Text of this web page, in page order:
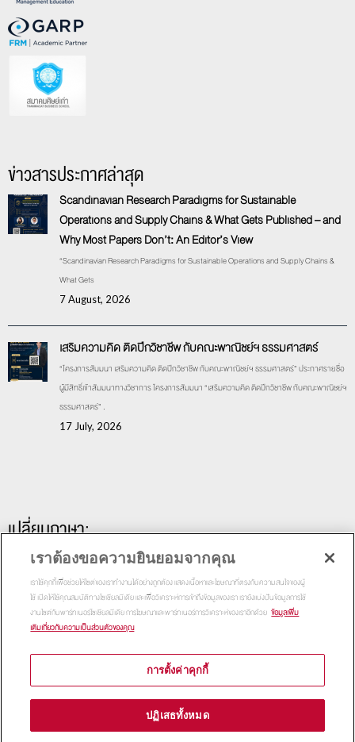
ข่าวสารประกาศล่าสุด
Scandinavian Research Paradigms for Sustainable
Operations and Supply Chains & What Gets Published – and
Why Most Papers Don’t: An Editor’s View
“Scandinavian Research Paradigms for Sustainable Operations and Supply Chains &
What Gets
7 August, 2026
เสริมความคิด ติดปีกวิชาชีพ กับคณะพาณิชย์ฯ ธรรมศาสตร์
“โครงการสัมมนา เสริมความคิด ติดปีกวิชาชีพ กับคณะพาณิชย์ฯ ธรรมศาสตร์” ประกาศรายชื่อ
ผู้มีสิทธิ์เข้าสัมมนาทางวิชาการ โครงการสัมมนา “เสริมความคิด ติดปีกวิชาชีพ กับคณะพาณิชย์ฯ
ธรรมศาสตร์” .
17 July, 2026
เปลี่ยนภาษา:
Copyright 2015Thammasat Business School | All Rights
Reserved
เราต้องขอความยินยอมจากคุณ
เราใช้คุกกี้เพื่อช่วยให้ไซต์ของเราทำงานได้อย่างถูกต้อง แสดงเนื้อหาและโฆษณาที่ตรงกับความสนใจของผู้
ใช้ เปิดให้ใช้คุณสมบัติทางโซเชียลมีเดีย และเพื่อวิเคราะห์การเข้าถึงข้อมูลของเรา เรายังแบ่งปันข้อมูลการใช้
งานไซต์กับพาร์ทเนอร์โซเชียลมีเดีย การโฆษณาและพาร์ทเนอร์การวิเคราะห์ของเราอีกด้วย ข้อมูลเพิ่ม
เติมเกี่ยวกับความเป็นส่วนตัวของคุณ
การตั้งค่าคุกกี้
ปฏิเสธทั้งหมด